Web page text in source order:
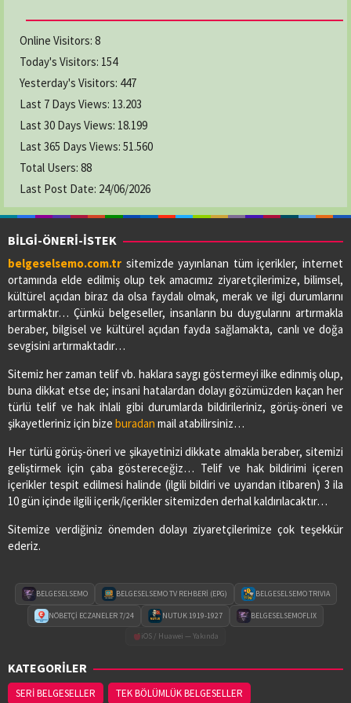
Online Visitors: 8
Today's Visitors: 154
Yesterday's Visitors: 447
Last 7 Days Views: 13.203
Last 30 Days Views: 18.199
Last 365 Days Views: 51.560
Total Users: 88
Last Post Date: 24/06/2026
BİLGİ-ÖNERİ-İSTEK
belgeselsemo.com.tr sitemizde yayınlanan tüm içerikler, internet
ortamında elde edilmiş olup tek amacımız ziyaretçilerimize, bilimsel,
kültürel açıdan biraz da olsa faydalı olmak, merak ve ilgi durumlarını
artırmaktır… Çünkü belgeseller, insanların bu duygularını artırmakla
beraber, bilgisel ve kültürel açıdan fayda sağlamakta, canlı ve doğa
sevgisini artırmaktadır…
Sitemiz her zaman telif vb. haklara saygı göstermeyi ilke edinmiş olup,
buna dikkat etse de; insani hatalardan dolayı gözümüzden kaçan her
türlü telif ve hak ihlali gibi durumlarda bildirileriniz, görüş-öneri ve
şikayetleriniz için bize buradan mail atabilirsiniz…
Her türlü görüş-öneri ve şikayetinizi dikkate almakla beraber, sitemizi
geliştirmek için çaba göstereceğiz… Telif ve hak bildirimi içeren
içerikler tespit edilmesi halinde (ilgili bildiri ve uyarıdan itibaren) 3 ila
10 gün içinde ilgili içerik/içerikler sitemizden derhal kaldırılacaktır…
Sitemize verdiğiniz önemden dolayı ziyaretçilerimize çok teşekkür
ederiz.
BELGESELSEMO BELGESELSEMO TV REHBERİ (EPG) BELGESELSEMO TRIVIA
NÖBETÇİ ECZANELER 7/24 NUTUK 1919-1927
BELGESELSEMOFLIX
iOS / Huawei — Yakında
KATEGORİLER
SERİ BELGESELLER TEK BÖLÜMLÜK BELGESELLER